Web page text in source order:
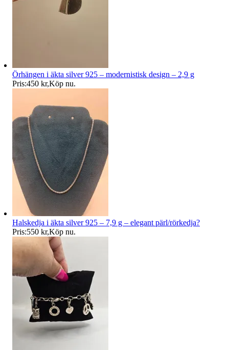
Örhängen i äkta silver 925 – modernistisk design – 2,9 g
Pris:450 kr,Köp nu.
Halskedja i äkta silver 925 – 7,9 g – elegant pärl/rörkedja?
Pris:550 kr,Köp nu.